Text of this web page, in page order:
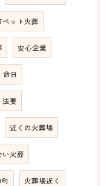
ペット火葬
安心企業
命日
法要
近くの火葬場
い火葬
町 火葬場近く